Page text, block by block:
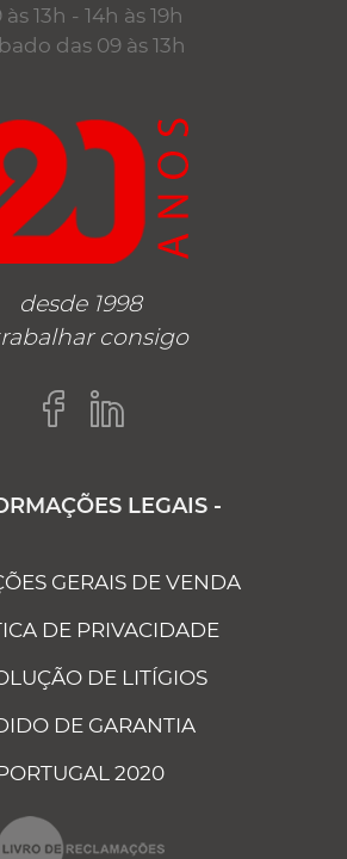
às 13h - 14h às 19h
das 09 às 13h
desde 1998
consigo
LEGAIS -
GERAIS DE VENDA
DE PRIVACIDADE
DE LITÍGIOS
DE GARANTIA
2020